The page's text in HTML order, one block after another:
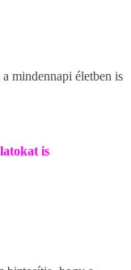
mindennapi életben is
is